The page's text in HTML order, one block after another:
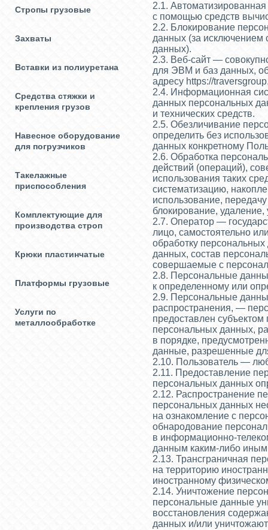
Стропы грузовые
Захваты
Вставки из полиуретана
Средства стяжки и
крепления грузов
Навесное оборудование
для погрузчиков
Такелажные
приспособления
Комплектующие для
производства строп
Крюки пластинчатые
Платформы грузовые
Услуги по
металлообработке
2.1.
с помощью средств
2.2. Блокирование
данных (за исключением
данных).
2.3. Веб-сайт —
для ЭВМ и баз данных,
адресу https://
2.4. Информационная
данных персональных
и технических средств.
2.5. Обезличивание
определить без
данных конкретному
2.6. Обработка
действий (операций),
использования таких
систематизацию,
использование,
блокирование,
2.7. Оператор —
лицо, самостоятельно
обработку
данных, состав
совершаемые с
2.8. Персональные
к определенному или
2.9. Персональные
распространения, —
предоставлен
персональных данных,
в порядке,
данные, разрешенные
2.10. Пользователь —
2.11. Предоставление
персональных данных
2.12. Распространение
персональных данных
на ознакомление с
обнародование
в информационно-
данным каким-либо
2.13. Трансграничная
на территорию
иностранному
2.14. Уничтожение
персональные данные
восстановления
данных и/или